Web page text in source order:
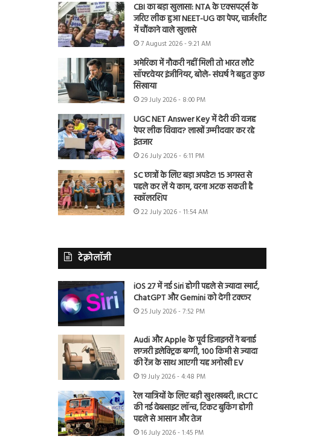
CBI का बड़ा खुलासा: NTA के एक्सपर्ट्स के
जरिए लीक हुआ NEET-UG का पेपर, चार्जशीट
में चौंकाने वाले खुलासे
7 August 2026 - 9:21 AM
अमेरिका में नौकरी नहीं मिली तो भारत लौटे
सॉफ्टवेयर इंजीनियर, बोले- संघर्ष ने बहुत कुछ
सिखाया
29 July 2026 - 8:00 PM
UGC NET Answer Key में देरी की वजह
पेपर लीक विवाद? लाखों उम्मीदवार कर रहे
इंतजार
26 July 2026 - 6:11 PM
SC छात्रों के लिए बड़ा अपडेट! 15 अगस्त से
पहले कर लें ये काम, वरना अटक सकती है
स्कॉलरशिप
22 July 2026 - 11:54 AM
टेक्नोलॉजी
iOS 27 में नई Siri होगी पहले से ज्यादा स्मार्ट,
ChatGPT और Gemini को देगी टक्कर
25 July 2026 - 7:52 PM
Audi और Apple के पूर्व डिजाइनरों ने बनाई
लग्जरी इलेक्ट्रिक बग्गी, 100 किमी से ज्यादा
की रेंज के साथ आएगी यह अनोखी EV
19 July 2026 - 4:48 PM
रेल यात्रियों के लिए बड़ी खुशखबरी, IRCTC
की नई वेबसाइट लॉन्च, टिकट बुकिंग होगी
पहले से आसान और तेज
16 July 2026 - 1:45 PM